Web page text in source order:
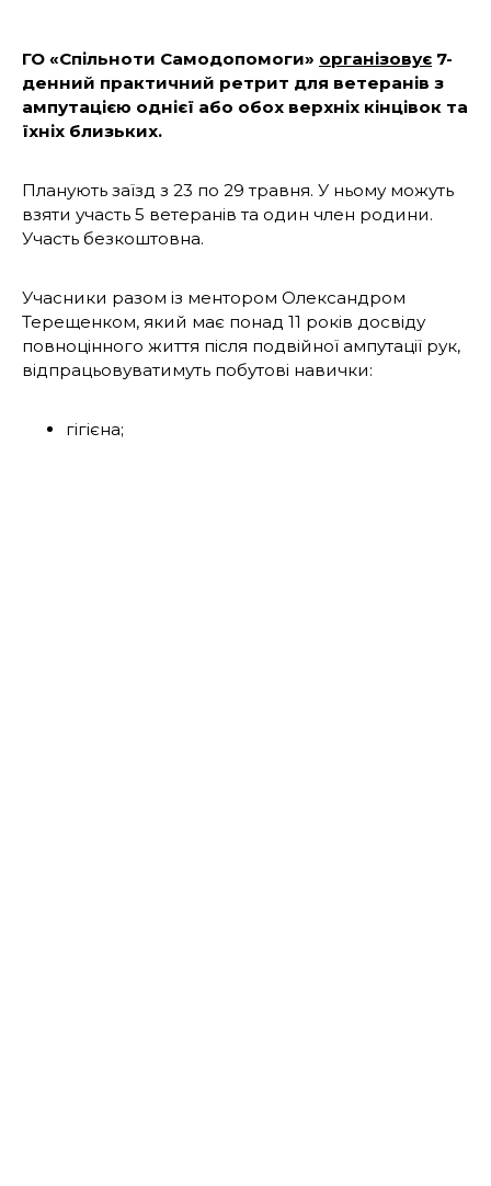
ГО «Спільноти Самодопомоги» організовує 7-
денний практичний ретрит для ветеранів з
ампутацією однієї або обох верхніх кінцівок та
їхніх близьких.
Планують заїзд з 23 по 29 травня. У ньому можуть
взяти участь 5 ветеранів та один член родини.
Участь безкоштовна.
Учасники разом із ментором Олександром
Терещенком, який має понад 11 років досвіду
повноцінного життя після подвійної ампутації рук,
відпрацьовуватимуть побутові навички:
гігієна;